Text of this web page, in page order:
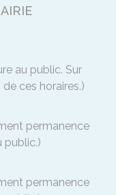
au public. Sur
ces horaires.)
permanence
public.)
permanence